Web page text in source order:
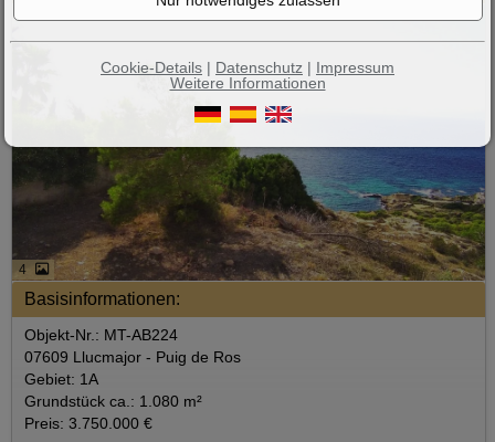
4
Basisinformationen:
Objekt-Nr.: MT-AB224
07609 Llucmajor - Puig de Ros
Gebiet: 1A
Grundstück ca.: 1.080 m²
Preis: 3.750.000 €
Cookie-Details | Datenschutz | Impressum
Weitere Informationen